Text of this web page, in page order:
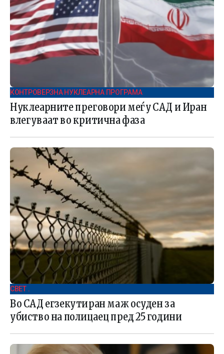
КОНТРОВЕРЗНА НУКЛЕАРНА ПРОГРАМА
Нуклеарните преговори меѓу САД и Иран
влегуваат во критична фаза
СВЕТ .
Во САД егзекутиран маж осуден за
убиство на полицаец пред 25 години